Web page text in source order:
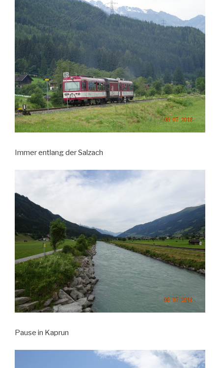
Immer entlang der Salzach
Pause in Kaprun